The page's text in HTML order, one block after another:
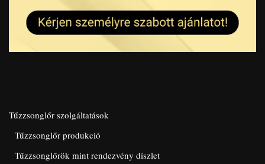
Tűzzsonglőr szolgáltatások
Tűzzsonglőr produkció
Tűzzsonglőrök mint rendezvény díszlet